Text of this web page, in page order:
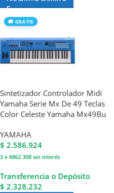
🚚 GRATIS
Sintetizador Controlador Midi
Yamaha Serie Mx De 49 Teclas
Color Celeste Yamaha Mx49Bu
YAMAHA
$ 2.586.924
3 x $862.308 sin interés
Transferencia o Depósito
$ 2.328.232